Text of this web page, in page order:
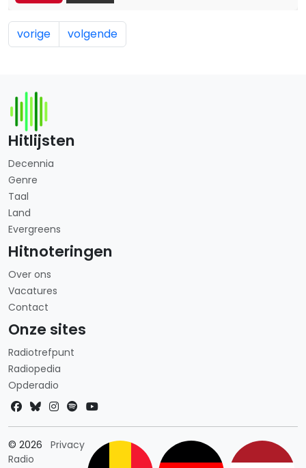
vorige volgende
Hitlijsten
Decennia
Genre
Taal
Land
Evergreens
Hitnoteringen
Over ons
Vacatures
Contact
Onze sites
Radiotrefpunt
Radiopedia
Opderadio
© 2026
Radio
PrivacyLandkeuze